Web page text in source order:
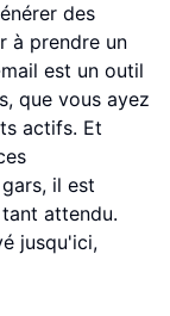
des
à prendre un
est un outil
que vous ayez
actifs. Et
il est
attendu.
jusqu'ici,